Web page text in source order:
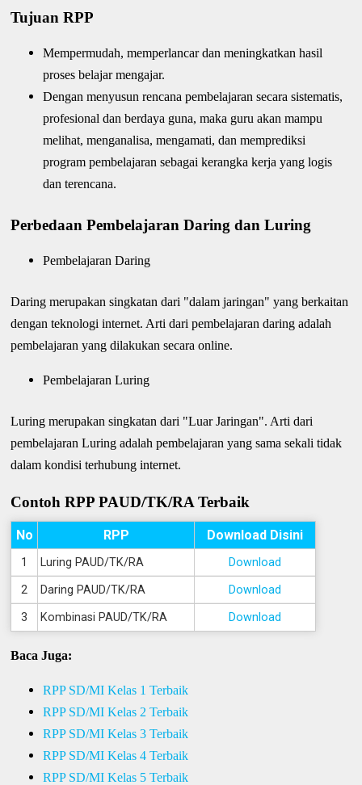
Tujuan RPP
Mempermudah, memperlancar dan meningkatkan hasil
proses belajar mengajar.
Dengan menyusun rencana pembelajaran secara sistematis,
profesional dan berdaya guna, maka guru akan mampu
melihat, menganalisa, mengamati, dan memprediksi
program pembelajaran sebagai kerangka kerja yang logis
dan terencana.
Perbedaan Pembelajaran Daring dan Luring
Pembelajaran Daring
Daring merupakan singkatan dari "dalam jaringan" yang berkaitan
dengan teknologi internet. Arti dari pembelajaran daring adalah
pembelajaran yang dilakukan secara online.
Pembelajaran Luring
Luring merupakan singkatan dari "Luar Jaringan". Arti dari
pembelajaran Luring adalah pembelajaran yang sama sekali tidak
dalam kondisi terhubung internet.
Contoh RPP PAUD/TK/RA Terbaik
No RPP Download Disini
1 Luring PAUD/TK/RA
Download
2
Daring PAUD/TK/RA
Download
3
Kombinasi PAUD/TK/RA Download
Baca Juga:
RPP SD/MI Kelas 1 Terbaik
RPP SD/MI Kelas 2 Terbaik
RPP SD/MI Kelas 3 Terbaik
RPP SD/MI Kelas 4 Terbaik
RPP SD/MI Kelas 5 Terbaik